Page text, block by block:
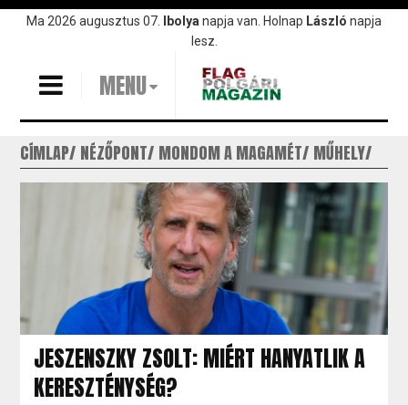
UgrásMa 2026 augusztus 07. Ibolya napja van. Holnap László napja
lesz.
MENU
CÍMLAP NÉZŐPONT MONDOM A MAGAMÉT MŰHELY
JESZENSZKY ZSOLT: MIÉRT HANYATLIK A
KERESZTÉNYSÉG?